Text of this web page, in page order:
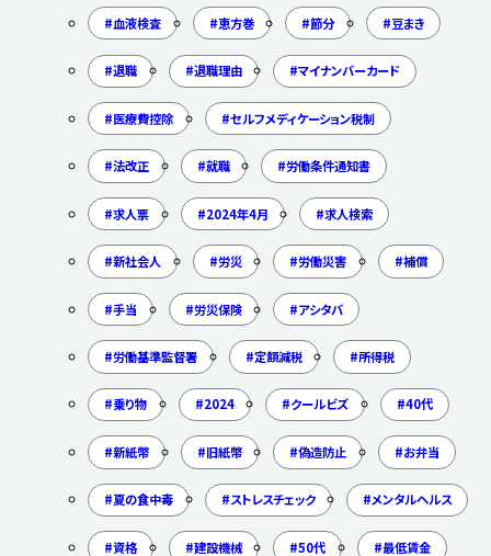
血液検査 恵方巻 節分 豆まき
退職 退職理由 マイナンバーカード
医療費控除 セルフメディケーション税制
法改正 就職 労働条件通知書
求人票 2024年4月 求人検索
新社会人 労災 労働災害 補償
手当 労災保険 アシタバ
労働基準監督署 定額減税 所得税
乗り物 2024 クールビズ 40代
新紙幣 旧紙幣 偽造防止 お弁当
夏の食中毒 ストレスチェック メンタルヘルス
資格 建設機械 50代 最低賃金